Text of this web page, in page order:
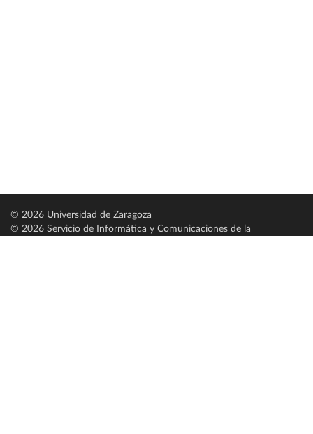
© 2026 Universidad de Zaragoza
© 2026 Servicio de Informática y Comunicaciones de la